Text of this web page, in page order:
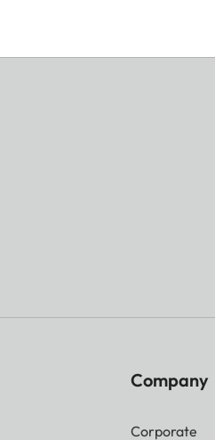
Company
Corporate